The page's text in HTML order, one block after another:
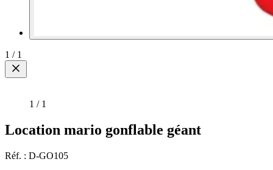
1 / 1
1 / 1
Location mario gonflable géant
Réf. : D-GO105